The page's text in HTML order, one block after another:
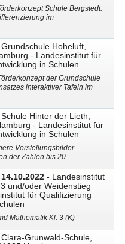
Schule Bergstedt:
im
Hoheluft,
- Landesinstitut für
in Schulen
der Grundschule
interaktiver Tafeln im
Hinter der Lieth,
- Landesinstitut für
in Schulen
Vorstellungsbilder
der Zahlen bis 20
- Landesinstitut
und/oder Weidenstieg
für Qualifizierung
Mathematik Kl. 3 (K)
Grunwald-Schule,